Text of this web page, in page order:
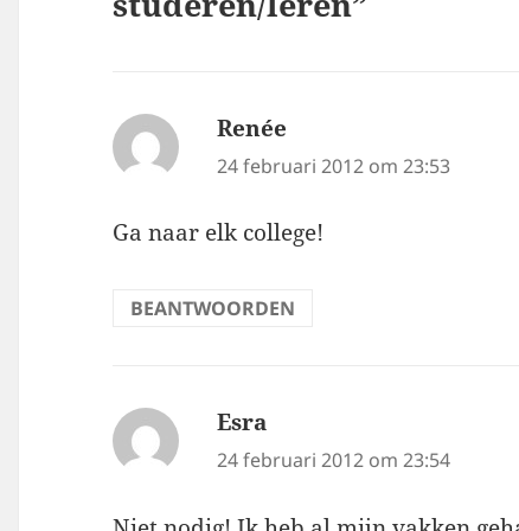
Renée
24 februari 2012 om 23:53
Ga naar elk college!
BEANTWOORDEN
Esra
24 februari 2012 om 23:54